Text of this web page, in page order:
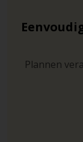
Plannen